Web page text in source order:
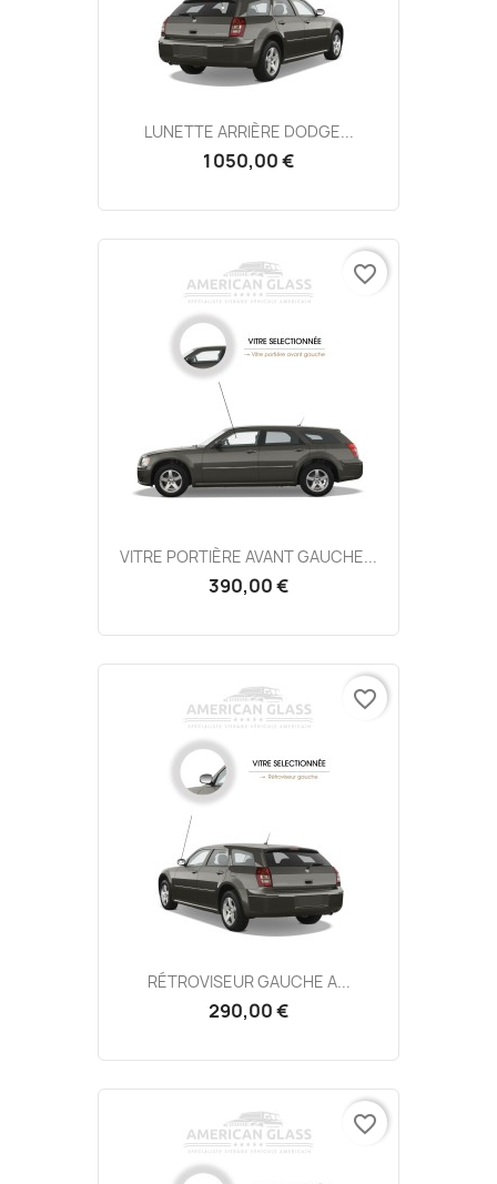
LUNETTE ARRIÈRE DODGE...
1 050,00 €
VITRE PORTIÈRE AVANT GAUCHE...
390,00 €
favorite_border
RÉTROVISEUR GAUCHE A...
290,00 €
favorite_border
favorite_border